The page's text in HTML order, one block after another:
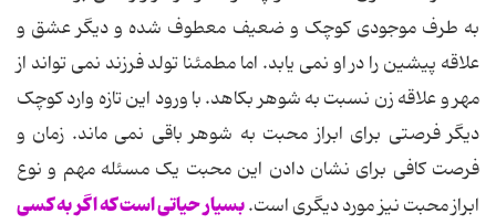
به طرف موجودی کوچک و ضعیف معطوف شده و دیگر عشق و
علاقه پیشین را در او نمی یابد. اما مطمئنا تولد فرزند نمی تواند از
مهر و علاقه زن نسبت به شوهر بکاهد. با ورود این تازه وارد کوچک
دیگر فرصتی برای ابراز محبت به شوهر باقی نمی ماند. زمان و
فرصت کافی برای نشان دادن این محبت یک مسئله مهم و نوع
ابراز محبت نیز مورد دیگری است.بسیار حیاتی است که اگر به کسی